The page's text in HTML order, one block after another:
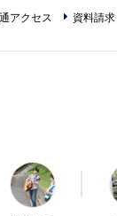
アクセス 資料請求